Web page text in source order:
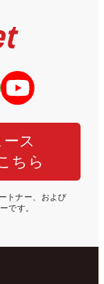
ス
ちら
トナー、および
です。